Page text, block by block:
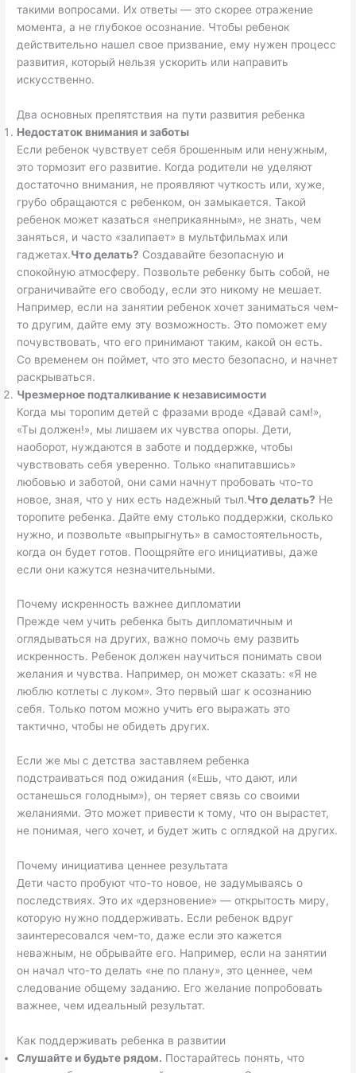
такими вопросами. Их ответы — это скорее отражение
момента, а не глубокое осознание. Чтобы ребенок
действительно нашел свое призвание, ему нужен процесс
развития, который нельзя ускорить или направить
искусственно.
Два основных препятствия на пути развития ребенка
Недостаток внимания и заботы
Если ребенок чувствует себя брошенным или ненужным,
это тормозит его развитие. Когда родители не уделяют
достаточно внимания, не проявляют чуткость или, хуже,
грубо обращаются с ребенком, он замыкается. Такой
ребенок может казаться «неприкаянным», не знать, чем
заняться, и часто «залипает» в мультфильмах или
гаджетах.Что делать? Создавайте безопасную и
спокойную атмосферу. Позвольте ребенку быть собой, не
ограничивайте его свободу, если это никому не мешает.
Например, если на занятии ребенок хочет заниматься чем-
то другим, дайте ему эту возможность. Это поможет ему
почувствовать, что его принимают таким, какой он есть.
Со временем он поймет, что это место безопасно, и начнет
раскрываться.
Чрезмерное подталкивание к независимости
Когда мы торопим детей с фразами вроде «Давай сам!»,
«Ты должен!», мы лишаем их чувства опоры. Дети,
наоборот, нуждаются в заботе и поддержке, чтобы
чувствовать себя уверенно. Только «напитавшись»
любовью и заботой, они сами начнут пробовать что-то
новое, зная, что у них есть надежный тыл.Что делать? Не
торопите ребенка. Дайте ему столько поддержки, сколько
нужно, и позвольте «выпрыгнуть» в самостоятельность,
когда он будет готов. Поощряйте его инициативы, даже
если они кажутся незначительными.
Почему искренность важнее дипломатии
Прежде чем учить ребенка быть дипломатичным и
оглядываться на других, важно помочь ему развить
искренность. Ребенок должен научиться понимать свои
желания и чувства. Например, он может сказать: «Я не
люблю котлеты с луком». Это первый шаг к осознанию
себя. Только потом можно учить его выражать это
тактично, чтобы не обидеть других.
Если же мы с детства заставляем ребенка
подстраиваться под ожидания («Ешь, что дают, или
останешься голодным»), он теряет связь со своими
желаниями. Это может привести к тому, что он вырастет,
не понимая, чего хочет, и будет жить с оглядкой на других.
Почему инициатива ценнее результата
Дети часто пробуют что-то новое, не задумываясь о
последствиях. Это их «дерзновение» — открытость миру,
которую нужно поддерживать. Если ребенок вдруг
заинтересовался чем-то, даже если это кажется
неважным, не обрывайте его. Например, если на занятии
он начал что-то делать «не по плану», это ценнее, чем
следование общему заданию. Его желание попробовать
важнее, чем идеальный результат.
Как поддерживать ребенка в развитии
Слушайте и будьте рядом. Постарайтесь понять, что